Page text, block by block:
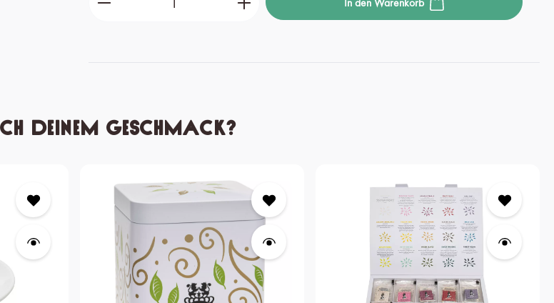
In den Warenkorb
deinem Geschmack?